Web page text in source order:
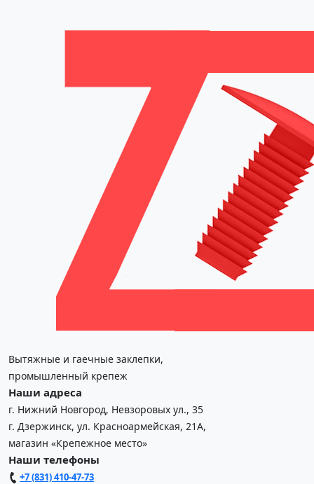
Вытяжные и гаечные заклепки,
промышленный крепеж
Наши адреса
г. Нижний Новгород, Невзоровых ул., 35
г. Дзержинск, ул. Красноармейская, 21А,
магазин «Крепежное место»
Наши телефоны
+7 (831) 410-47-73